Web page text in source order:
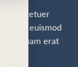
nibh euismod
aliquam erat